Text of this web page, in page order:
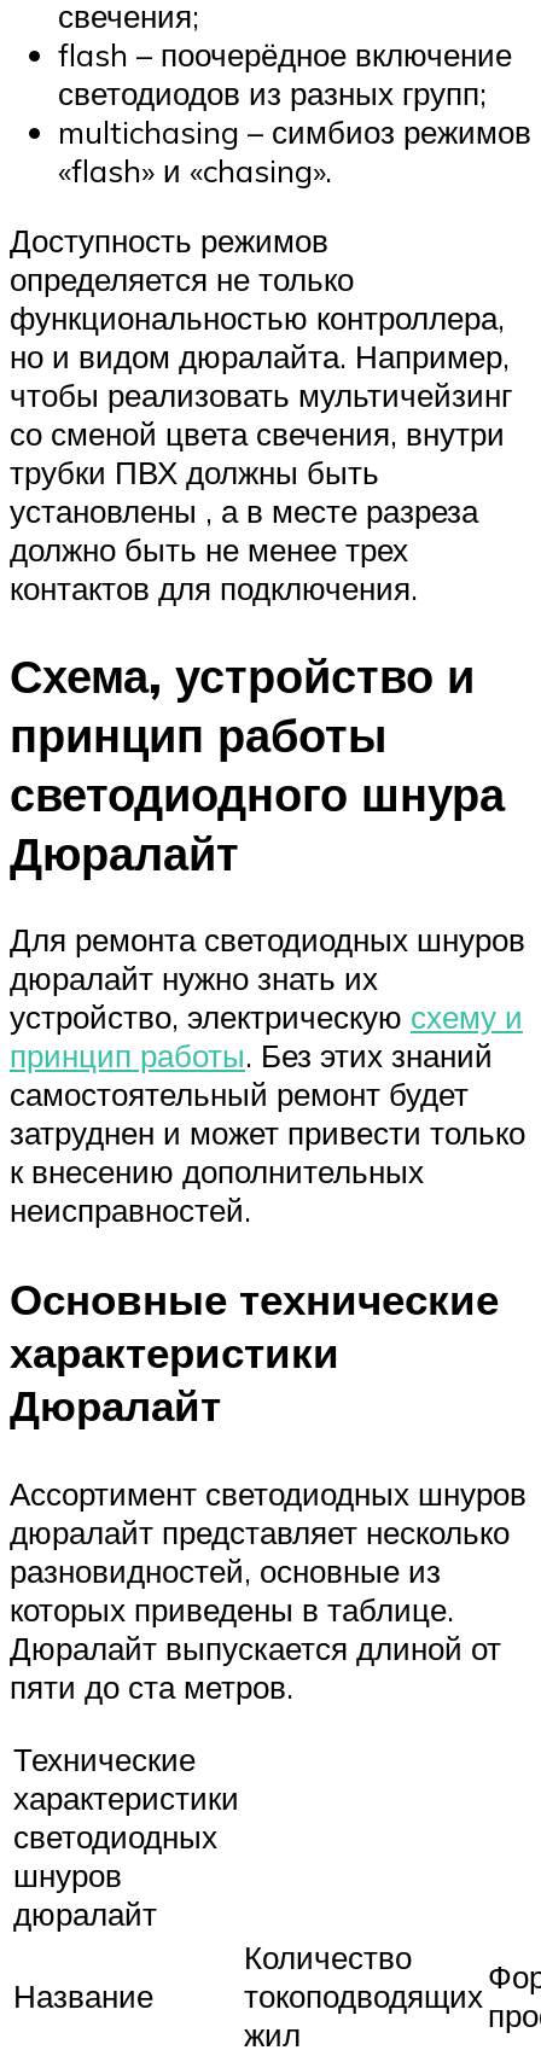
свечения;
flash – поочерёдное включение
светодиодов из разных групп;
multichasing – симбиоз режимов
«flash» и «chasing».
Доступность режимов
определяется не только
функциональностью контроллера,
но и видом дюралайта. Например,
чтобы реализовать мультичейзинг
со сменой цвета свечения, внутри
трубки ПВХ должны быть
установлены , а в месте разреза
должно быть не менее трех
контактов для подключения.
Схема, устройство и
принцип работы
светодиодного шнура
Дюралайт
Для ремонта светодиодных шнуров
дюралайт нужно знать их
устройство, электрическую схему и
принцип работы. Без этих знаний
самостоятельный ремонт будет
затруднен и может привести только
к внесению дополнительных
неисправностей.
Основные технические
характеристики
Дюралайт
Ассортимент светодиодных шнуров
дюралайт представляет несколько
разновидностей, основные из
которых приведены в таблице.
Дюралайт выпускается длиной от
пяти до ста метров.
Технические
характеристики
светодиодных
шнуров
дюралайт
Название
Количество
токоподводящих
жил